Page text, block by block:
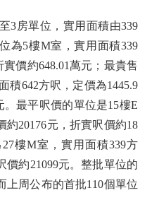
房單位，實用面積由339
為5樓M室，實用面積339
價約648.01萬元；最貴售
積642方呎，定價為1445.9
。最平呎價的單位是15樓E
約20176元，折實呎價約18
樓M室，實用面積339方
價約21099元。整批單位的
上周公布的首批110個單位